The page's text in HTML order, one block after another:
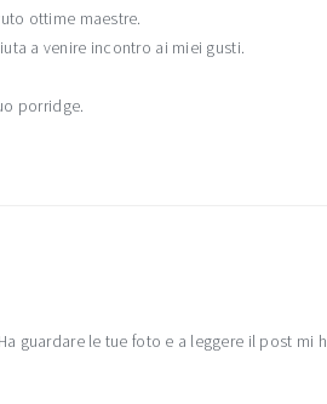
ottime maestre.
a venire incontro ai miei gusti.
porridge.
guardare le tue foto e a leggere il post mi